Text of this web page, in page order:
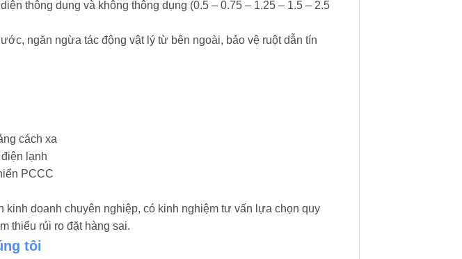
thông dụng và không thông dụng (0.5 – 0.75 – 1.25 – 1.5 – 2.5
ngăn ngừa tác động vật lý từ bên ngoài, bảo vệ ruột dẫn tín
cách xa
lạnh
PCCC
doanh chuyên nghiệp, có kinh nghiệm tư vấn lựa chọn quy
thiểu rủi ro đặt hàng sai.
tôi